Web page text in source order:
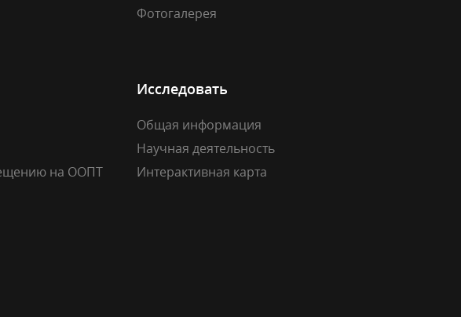
Фотогалерея
на ООПТ
Исследовать
Общая информация
Научная деятельность
Интерактивная карта